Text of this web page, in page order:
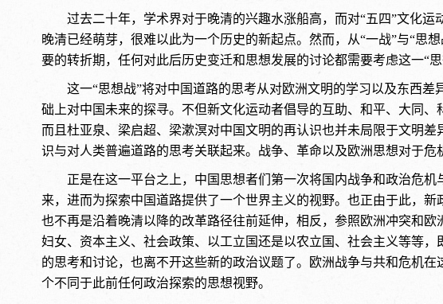
过去二十年，学术界对于晚清的兴趣水涨船高，而对“五四”文化
晚清已经萌芽，很难以此为一个历史的新起点。然而，从“一战”与“思
要的转折期，任何对此后历史变迁和思想发展的讨论都需要考虑这一“思
这一“思想战”将对中国道路的思考从对欧洲文明的学习以及东西
础上对中国未来的探寻。不但新文化运动者倡导的互助、和平、大同
而且杜亚泉、梁启超、梁漱溟对中国文明的再认识也并未局限于文明
识与对人类普遍道路的思考关联起来。战争、革命以及欧洲思想对于危
正是在这一平台之上，中国思想者们第一次将国内战争和政治危
来，进而为探索中国道路提供了一个世界主义的视野。也正由于此，
也不再是沿着晚清以降的改革路径往前延伸，相反，参照欧洲冲突和
妇女、资本主义、社会政策、以工立国还是以农立国、社会主义等等
的思考和讨论，也离不开这些新的政治议题了。欧洲战争与共和危机
个不同于此前任何政治探索的思想视野。